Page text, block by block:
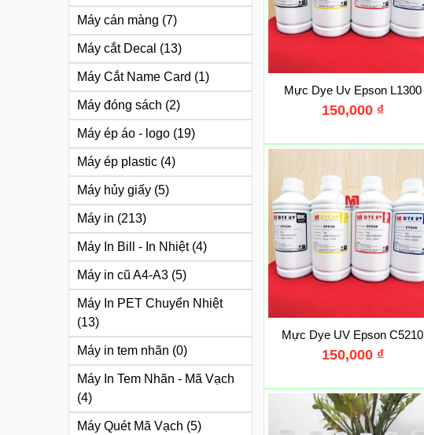
Máy cán màng (7)
Máy cắt Decal (13)
Máy Cắt Name Card (1)
Máy đóng sách (2)
Máy ép áo - logo (19)
Máy ép plastic (4)
Máy hủy giấy (5)
Máy in (213)
Máy In Bill - In Nhiệt (4)
Máy in cũ A4-A3 (5)
Máy In PET Chuyển Nhiệt
(13)
Máy in tem nhãn (0)
Máy In Tem Nhãn - Mã Vạch
(4)
Máy Quét Mã Vạch (5)
Mực Dye Uv Epson L1300
150,000 ₫
Mực Dye UV Epson C5210
150,000 ₫